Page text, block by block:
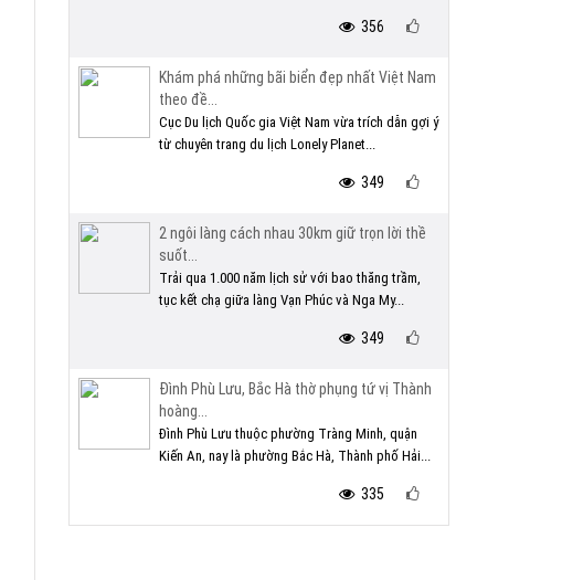
356
Khám phá những bãi biển đẹp nhất Việt Nam
theo đề...
Cục Du lịch Quốc gia Việt Nam vừa trích dẫn gợi ý
từ chuyên trang du lịch Lonely Planet...
349
2 ngôi làng cách nhau 30km giữ trọn lời thề
suốt...
Trải qua 1.000 năm lịch sử với bao thăng trầm,
tục kết chạ giữa làng Vạn Phúc và Nga My...
349
Đình Phù Lưu, Bắc Hà thờ phụng tứ vị Thành
hoàng...
Đình Phù Lưu thuộc phường Tràng Minh, quận
Kiến An, nay là phường Bắc Hà, Thành phố Hải...
335